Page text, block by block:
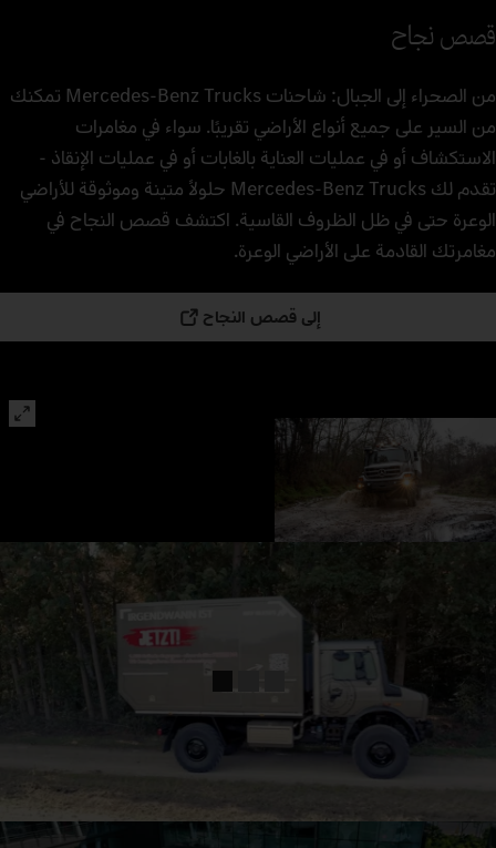
قصص نجاح
من الصحراء إلى الجبال: شاحنات Mercedes‑Benz Trucks تمكنك
من السير على جميع أنواع الأراضي تقريبًا. سواء في مغامرات
الاستكشاف أو في عمليات العناية بالغابات أو في عمليات الإنقاذ -
تقدم لك Mercedes‑Benz Trucks حلولاً متينة وموثوقة للأراضي
الوعرة حتى في ظل الظروف القاسية. اكتشف قصص النجاح في
مغامرتك القادمة على الأراضي الوعرة.
إلى قصص النجاح